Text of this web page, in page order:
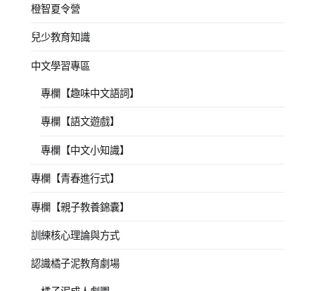
橙智夏令營
兒少教育知識
中文學習專區
專欄【趣味中文語詞】
專欄【語文遊戲】
專欄【中文小知識】
專欄【青春進行式】
專欄【親子教養錦囊】
訓練核心理論與方式
認識橘子泥教育劇場